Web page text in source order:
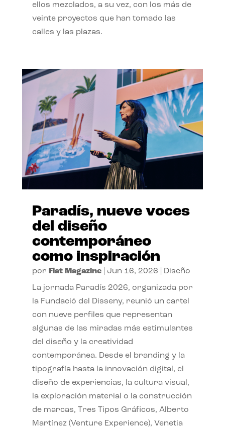
ellos mezclados, a su vez, con los más de
veinte proyectos que han tomado las
calles y las plazas.
Paradís, nueve voces
del diseño
contemporáneo
como inspiración
por Flat Magazine| Jun 16, 2026 Diseño
La jornada Paradís 2026, organizada por
la Fundació del Disseny, reunió un cartel
con nueve perfiles que representan
algunas de las miradas más estimulantes
del diseño y la creatividad
contemporánea. Desde el branding y la
tipografía hasta la innovación digital, el
diseño de experiencias, la cultura visual,
la exploración material o la construcción
de marcas, Tres Tipos Gráficos, Alberto
Martínez (Venture Experience), Venetia